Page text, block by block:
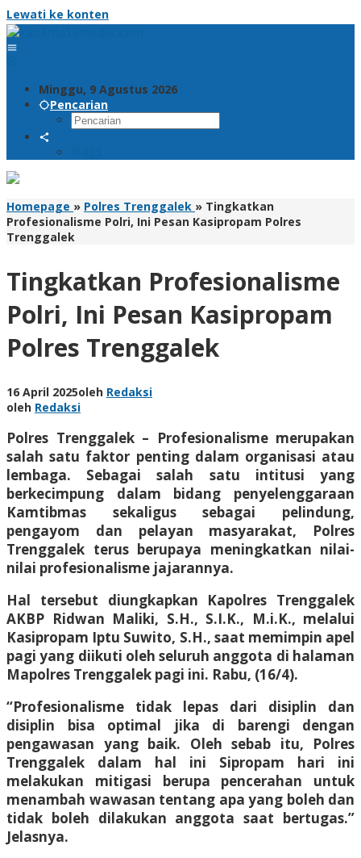
Lewati ke konten
Minggu, 9 Agustus 2026
Pencarian
Homepage » Polres Trenggalek » Tingkatkan
Profesionalisme Polri, Ini Pesan Kasipropam Polres
Trenggalek
Tingkatkan Profesionalisme
Polri, Ini Pesan Kasipropam
Polres Trenggalek
16 April 2025oleh Redaksi
oleh Redaksi
Polres Trenggalek – Profesionalisme merupakan
salah satu faktor penting dalam organisasi atau
lembaga. Sebagai salah satu intitusi yang
berkecimpung dalam bidang penyelenggaraan
Kamtibmas sekaligus sebagai pelindung,
pengayom dan pelayan masyarakat, Polres
Trenggalek terus berupaya meningkatkan nilai-
nilai profesionalisme jajarannya.
Hal tersebut diungkapkan Kapolres Trenggalek
AKBP Ridwan Maliki, S.H., S.I.K., M.i.K., melalui
Kasipropam Iptu Suwito, S.H., saat memimpin apel
pagi yang diikuti oleh seluruh anggota di halaman
Mapolres Trenggalek pagi ini. Rabu, (16/4).
“Profesionalisme tidak lepas dari disiplin dan
disiplin bisa optimal jika di barengi dengan
pengawasan yang baik. Oleh sebab itu, Polres
Trenggalek dalam hal ini Sipropam hari ini
melakukan mitigasi berupa pencerahan untuk
menambah wawasan tentang apa yang boleh dan
tidak boleh dilakukan anggota saat bertugas.”
Jelasnya.